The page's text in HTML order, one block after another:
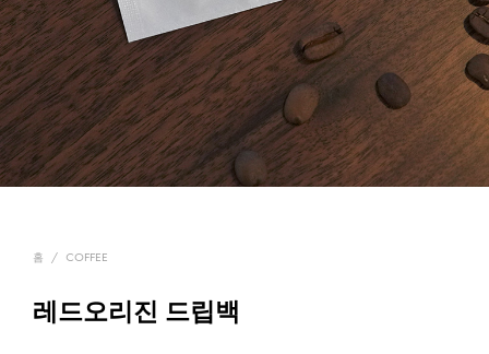
홈 / COFFEE
레드오리진 드립백